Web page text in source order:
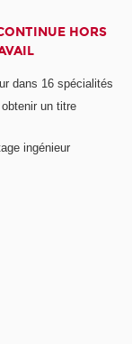
HORS
dans 16 spécialités
un titre
ingénieur